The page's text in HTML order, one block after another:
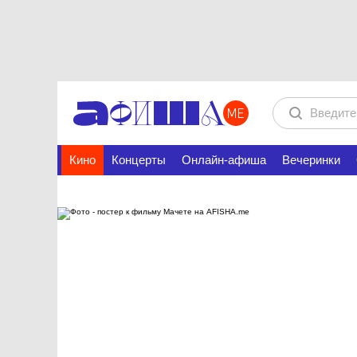
Кино Концерты Онлайн-афиша Вечеринки